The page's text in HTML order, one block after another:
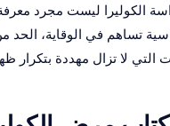
الكوليرا ليست مجرد
تساهم في الوقاية، الحد من
التي لا تزال مهددة بتكرار